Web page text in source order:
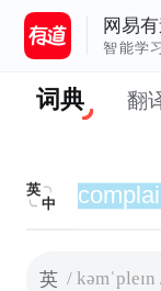
网易
智能学
词典 翻
英
中
英 / kəmˈpleɪn